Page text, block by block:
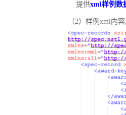
提供xml样例数
（2）样例xml内